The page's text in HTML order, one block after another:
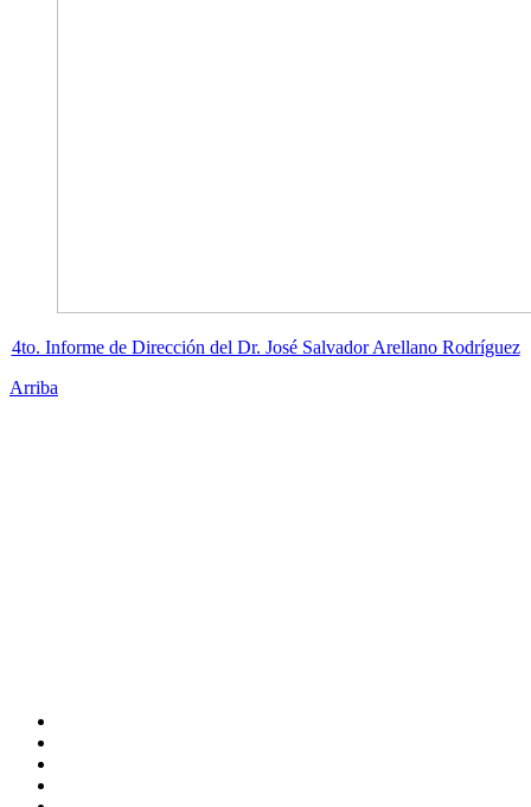
4to. Informe de Dirección del Dr. José Salvador Arellano Rodríguez
Arriba